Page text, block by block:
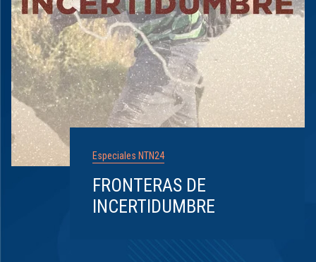
Especiales NTN24
FRONTERAS DE
INCERTIDUMBRE